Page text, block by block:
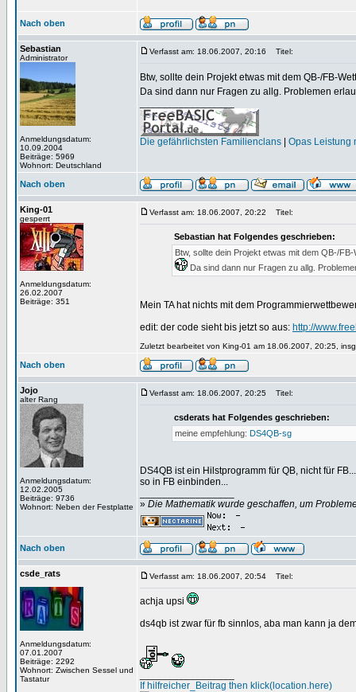
Nach oben
Sebastian
Administrator
Anmeldungsdatum:
10.09.2004
Beiträge: 5969
Wohnort: Deutschland
Verfasst am: 18.06.2007, 20:16 Titel:
Btw, sollte dein Projekt etwas mit dem QB-/FB-
Da sind dann nur Fragen zu allg. Problemen
Die gefährlichsten Familienclans Opas Leistung
Nach oben
King-01
gesperrt
Anmeldungsdatum:
26.02.2007
Beiträge: 351
Verfasst am: 18.06.2007, 20:22 Titel:
Sebastian hat Folgendes geschrieben:
Btw, sollte dein Projekt etwas mit dem QB-/
Da sind dann nur Fragen zu allg.
Mein TA hat nichts mit dem
edit: der code sieht bis jetzt so aus: http://
Zuletzt bearbeitet von King-01 am 18.06.2007, 20:25,
Nach oben
Jojo
alter Rang
Anmeldungsdatum:
12.02.2005
Beiträge: 9736
Wohnort: Neben der Festplatte
Verfasst am: 18.06.2007, 20:25 Titel:
csderats hat Folgendes geschrieben:
meine empfehlung: DS4QB-sg
DS4QB ist ein Hilstprogramm für QB, nicht für
so in FB einbinden...
» Die Mathematik wurde geschaffen, um
Nach oben
csde_rats
Anmeldungsdatum:
07.01.2007
Beiträge: 2292
Wohnort: Zwischen Sessel und
Tastatur
Verfasst am: 18.06.2007, 20:54 Titel:
achja upsi
ds4qb ist zwar für fb sinnlos, aba man kann ja
If hilfreicher_Beitrag then klick(location.here)